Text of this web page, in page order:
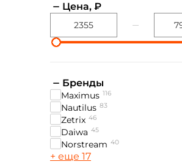
Цена, ₽
Бренды
Maximus 116
Nautilus 83
Zetrix 46
Daiwa 45
Norstream 40
+ еще 17